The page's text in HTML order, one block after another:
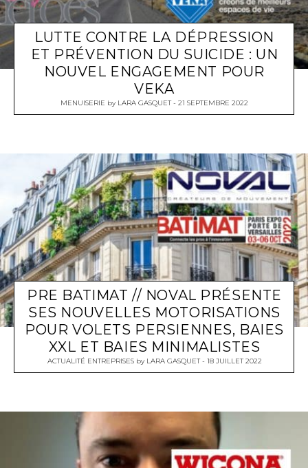
LUTTE CONTRE LA DÉPRESSION
ET PRÉVENTION DU SUICIDE : UN
NOUVEL ENGAGEMENT POUR
VEKA
MENUISERIE by LARA GASQUET 21 SEPTEMBRE 2022
PRE BATIMAT // NOVAL PRÉSENTE
SES NOUVELLES MOTORISATIONS
POUR VOLETS PERSIENNES, BAIES
XXL ET BAIES MINIMALISTES
ACTUALITÉ ENTREPRISESby LARA GASQUET 18 JUILLET 2022